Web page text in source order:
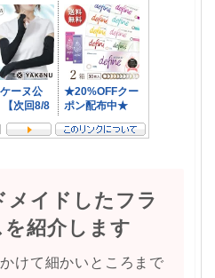
メイドしたフラ
を紹介します
けて細かいところまで